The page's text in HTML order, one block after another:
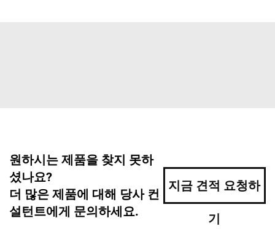
원하시는 제품을 찾지 못하
셨나요?
더 많은 제품에 대해 당사 컨
설턴트에게 문의하세요.
지금 견적 요청하
기